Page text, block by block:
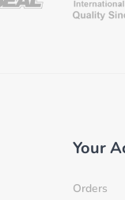
Your
Orders